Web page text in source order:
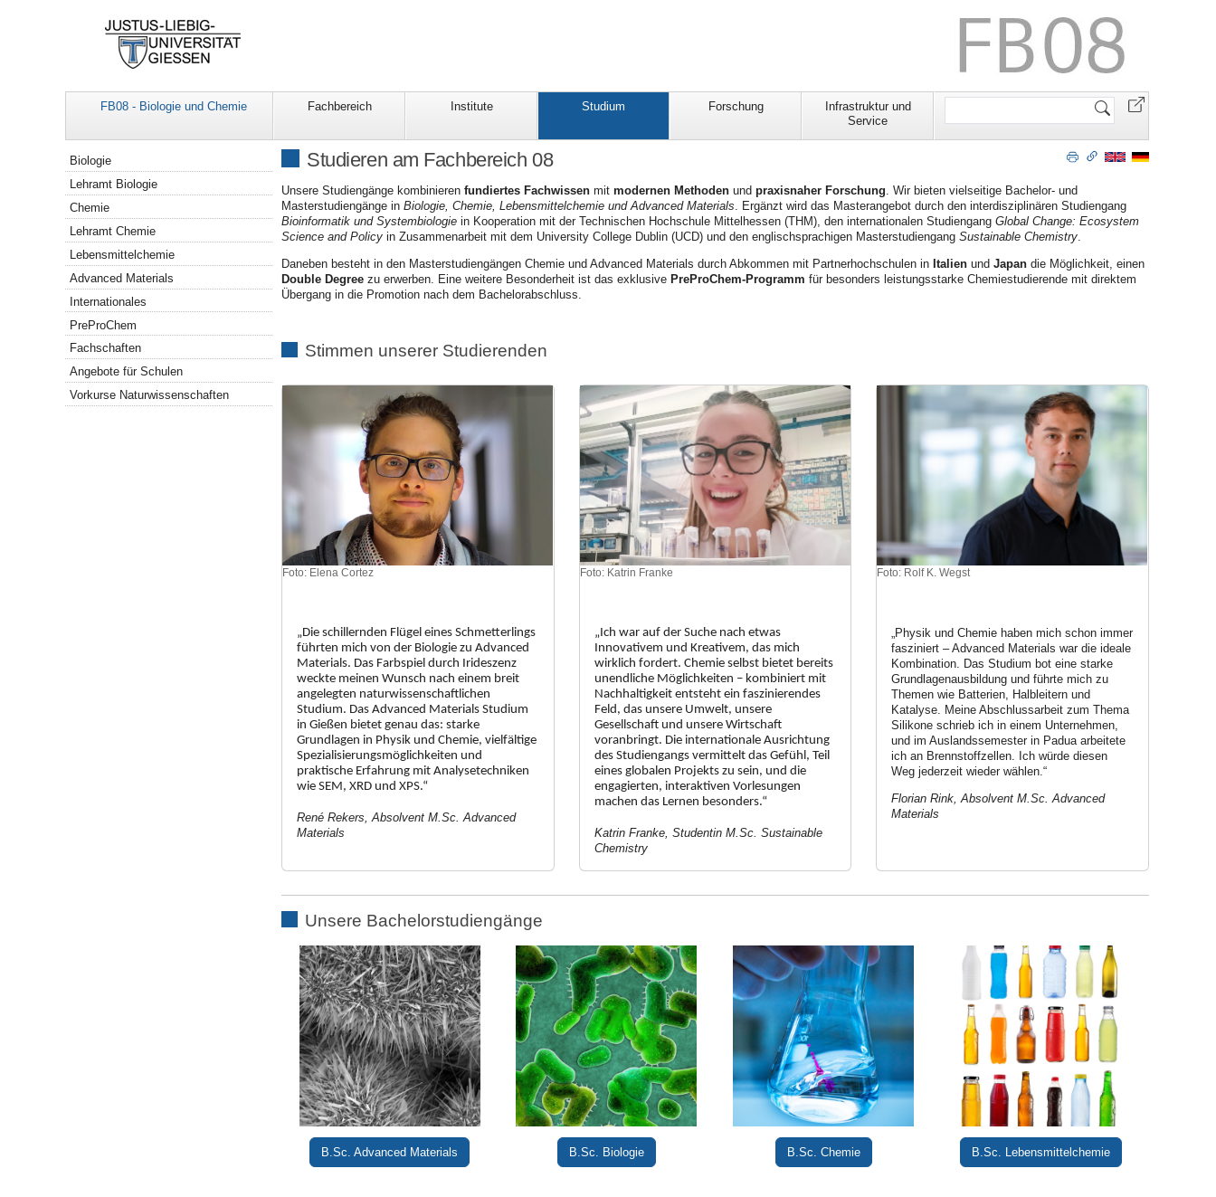
FB08 - Biologie und Chemie Fachbereich Institute Studium Forschung
Infrastruktur und
Service
Website
Studieren am Fachbereich 08
Unsere Studiengänge kombinieren fundiertes Fachwissen mit modernen Methoden und praxisnaher Forschung. Wir bieten vielseitige Bachelor- und
Masterstudiengänge in Biologie, Chemie, Lebensmittelchemie und Advanced Materials. Ergänzt wird das Masterangebot durch den interdisziplinären Studiengang
Bioinformatik und Systembiologie in Kooperation mit der Technischen Hochschule Mittelhessen (THM), den internationalen Studiengang Global Change: Ecosystem
Science and Policy in Zusammenarbeit mit dem University College Dublin (UCD) und den englischsprachigen Masterstudiengang Sustainable Chemistry.
Daneben besteht in den Masterstudiengängen Chemie und Advanced Materials durch Abkommen mit Partnerhochschulen in Italien und Japan die Möglichkeit, einen
Double Degree zu erwerben. Eine weitere Besonderheit ist das exklusive PreProChem-Programm für besonders leistungsstarke Chemiestudierende mit direktem
Übergang in die Promotion nach dem Bachelorabschluss.
Stimmen unserer Studierenden
Foto: Elena Cortez
„Die schillernden Flügel eines Schmetterlings
führten mich von der Biologie zu Advanced
Materials. Das Farbspiel durch Irideszenz
weckte meinen Wunsch nach einem breit
angelegten naturwissenschaftlichen
Studium. Das Advanced Materials Studium
in Gießen bietet genau das: starke
Grundlagen in Physik und Chemie, vielfältige
Spezialisierungsmöglichkeiten und
praktische Erfahrung mit Analysetechniken
wie SEM, XRD und XPS.“
René Rekers, Absolvent M.Sc. Advanced
Materials
Foto: Katrin Franke
„Ich war auf der Suche nach etwas
Innovativem und Kreativem, das mich
wirklich fordert. Chemie selbst bietet bereits
unendliche Möglichkeiten – kombiniert mit
Nachhaltigkeit entsteht ein faszinierendes
Feld, das unsere Umwelt, unsere
Gesellschaft und unsere Wirtschaft
voranbringt. Die internationale Ausrichtung
des Studiengangs vermittelt das Gefühl, Teil
eines globalen Projekts zu sein, und die
engagierten, interaktiven Vorlesungen
machen das Lernen besonders.“
Katrin Franke, Studentin M.Sc. Sustainable
Chemistry
Foto: Rolf K. Wegst
„Physik und Chemie haben mich schon immer
fasziniert – Advanced Materials war die ideale
Kombination. Das Studium bot eine starke
Grundlagenausbildung und führte mich zu
Themen wie Batterien, Halbleitern und
Katalyse. Meine Abschlussarbeit zum Thema
Silikone schrieb ich in einem Unternehmen,
und im Auslandssemester in Padua arbeitete
ich an Brennstoffzellen. Ich würde diesen
Weg jederzeit wieder wählen.“
Florian Rink, Absolvent M.Sc. Advanced
Materials
Unsere Bachelorstudiengänge
B.Sc. Advanced Materials B.Sc. Biologie B.Sc. Chemie B.Sc. Lebensmittelchemie
Navigation
Biologie
Lehramt Biologie
Chemie
Lehramt Chemie
Lebensmittelchemie
Advanced Materials
Internationales
PreProChem
Fachschaften
Angebote für Schulen
Vorkurse Naturwissenschaften